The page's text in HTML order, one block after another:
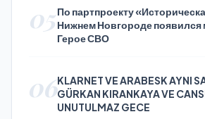
05По партпроекту
Нижнем Новгороде появился
Герое СВО
06KLARNET VE ARABESK AYNI
GÜRKAN KIRANKAYA VE
UNUTULMAZ GECE